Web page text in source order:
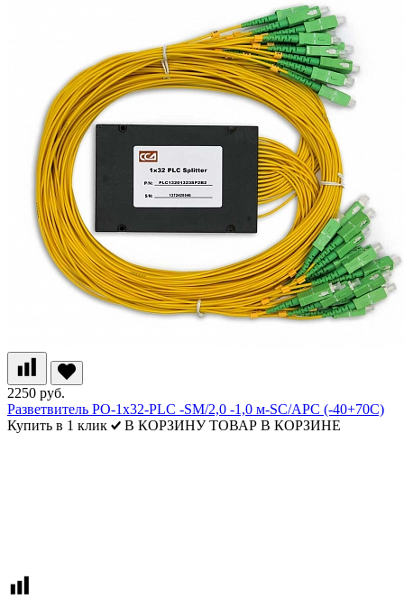
2250 руб.
Разветвитель РО-1х32-PLC -SM/2,0 -1,0 м-SC/APC (-40+70С)
Купить в 1 клик
В КОРЗИНУ ТОВАР В КОРЗИНЕ